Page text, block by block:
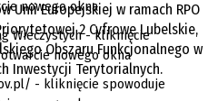
Unii Europejskiej w ramach RPO
2 Cyfrowe Lubelskie,
Obszaru Funkcjonalnego w
Inwestycji Terytorialnych.